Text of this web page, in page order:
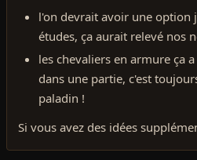
l'on devrait avoir une option
études, ça aurait relevé nos
les chevaliers en armure ça
dans une partie, c'est
paladin !
Si vous avez des idées